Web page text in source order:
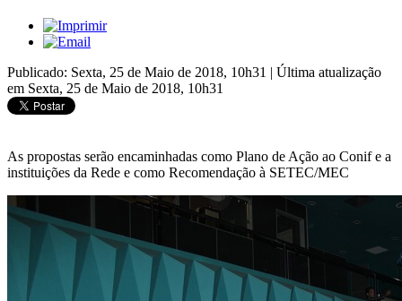
Publicado: Sexta, 25 de Maio de 2018, 10h31 | Última atualização
em Sexta, 25 de Maio de 2018, 10h31
As propostas serão encaminhadas como Plano de Ação ao Conif e a
instituições da Rede e como Recomendação à SETEC/MEC